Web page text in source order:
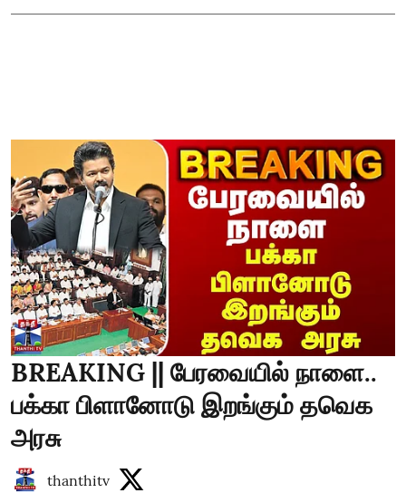
BREAKING || பேரவையில் நாளை..
பக்கா பிளானோடு இறங்கும் தவெக
அரசு
thanthitv